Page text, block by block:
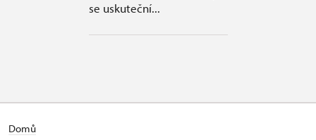
se uskuteční...
Domů